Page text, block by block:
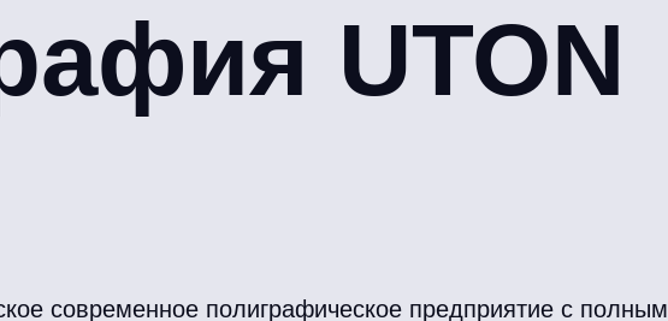
UTON
современное полиграфическое предприятие с полным